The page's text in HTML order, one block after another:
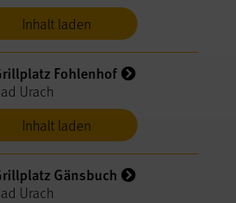
Inhalt laden
Inhalt laden
Fohlenhof
Urach
Gänsbuch
Urach